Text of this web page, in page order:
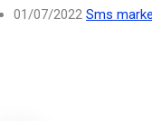
01/07/2022 Sms